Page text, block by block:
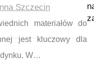
Szczecin
materiałów do
jest kluczowy dla
W…